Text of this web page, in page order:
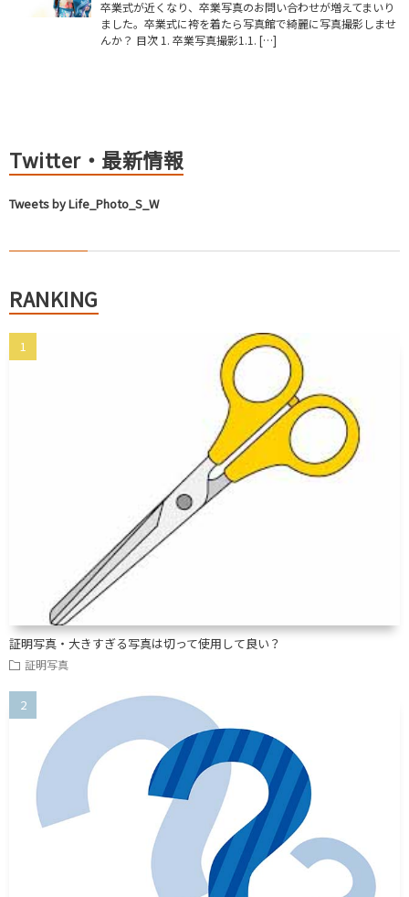
卒業式が近くなり、卒業写真のお問い合わせが増えてまいり
ました。卒業式に袴を着たら写真館で綺麗に写真撮影しませ
んか？ 目次 1. 卒業写真撮影1.1. […]
Twitter・最新情報
Tweets by Life_Photo_S_W
RANKING
証明写真・大きすぎる写真は切って使用して良い？
証明写真